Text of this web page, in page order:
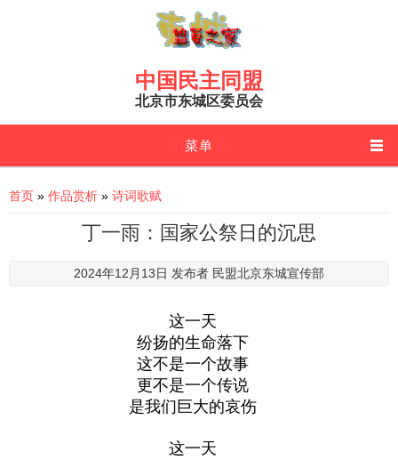
中国民主同盟
北京市东城区委员会
菜单
You are here
首页 » 作品赏析 » 诗词歌赋
丁一雨：国家公祭日的沉思
2024年12月13日 发布者 民盟北京东城宣传部
这一天
纷扬的生命落下
这不是一个故事
更不是一个传说
是我们巨大的哀伤
这一天